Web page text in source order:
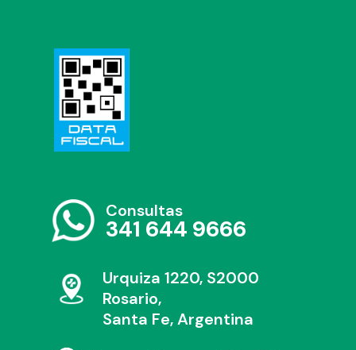
Consultas
341 644 9666
Urquiza 1220, S2000
Rosario,
Santa Fe, Argentina